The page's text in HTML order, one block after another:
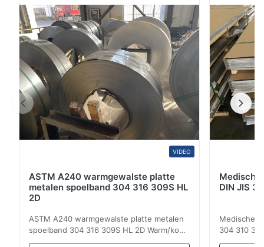
waaronder ASTM, AISI, JIS, SUS, DIN en GB. Deze
roestvrijstalen platen zijn verkrijgbaar in verschille...
VIDEO
ASTM A240 warmgewalste platte
metalen spoelband 304 316 309S HL
2D
ASTM A240 warmgewalste platte metalen
spoelband 304 316 309S HL 2D Warm/koud
gewalste roestvrijstalen spoelband 304 316
DIN JIS
Medische
304 310